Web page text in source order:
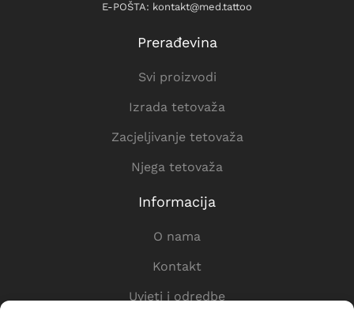
E-POŠTA: kontakt@med.tattoo
Prerađevina
Svi proizvodi
Izrada tetovaža
Zacjeljivanje tetovaža
Njega tetovaža
Informacija
O nama
Kontakt
Uvjeti i odredbe